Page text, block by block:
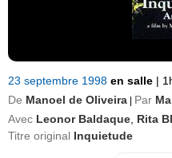
23 septembre 1998 en salle |
De Manoel de Oliveira Par
Avec Leonor Baldaque Rita
Titre original Inquietude